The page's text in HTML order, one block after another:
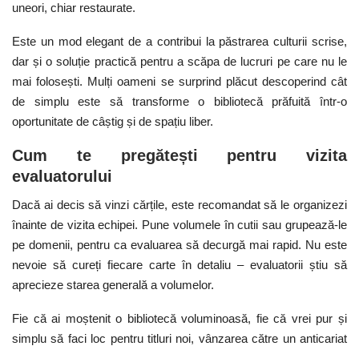
uneori, chiar restaurate.
Este un mod elegant de a contribui la păstrarea culturii scrise,
dar și o soluție practică pentru a scăpa de lucruri pe care nu le
mai folosești. Mulți oameni se surprind plăcut descoperind cât
de simplu este să transforme o bibliotecă prăfuită într-o
oportunitate de câștig și de spațiu liber.
Cum te pregătești pentru vizita
evaluatorului
Dacă ai decis să vinzi cărțile, este recomandat să le organizezi
înainte de vizita echipei. Pune volumele în cutii sau grupează-le
pe domenii, pentru ca evaluarea să decurgă mai rapid. Nu este
nevoie să cureți fiecare carte în detaliu – evaluatorii știu să
aprecieze starea generală a volumelor.
Fie că ai moștenit o bibliotecă voluminoasă, fie că vrei pur și
simplu să faci loc pentru titluri noi, vânzarea către un anticariat